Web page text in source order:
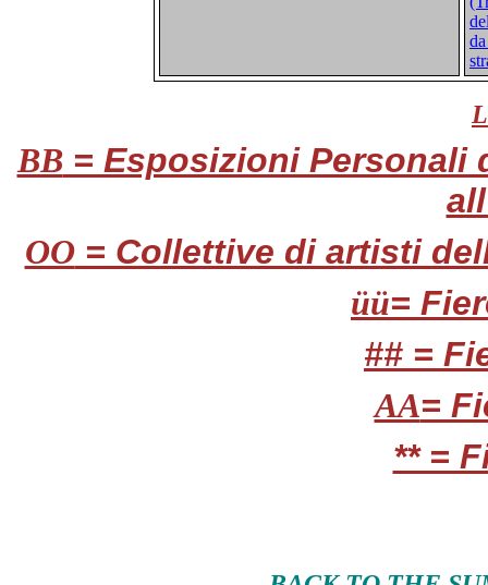
BB= Esposizioni Personali
OO= Collettive di artisti
üü=
## =
AA=
** =